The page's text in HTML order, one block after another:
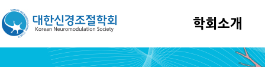
학회소개